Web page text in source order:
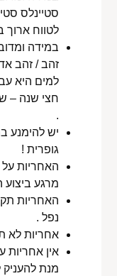
סטיינלס
לטווח ארוך
במידה
זהב / זהב
למים היא
חצי שנה –
.
יש להימנע
גופרית !
האחריות
מרגע ביצוע
האחריות
נפל .
אחריות לא
אין אחריות
מנת